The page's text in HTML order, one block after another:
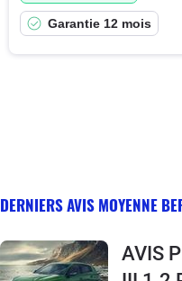
Garantie 12 mois
DERNIERS AVIS MOYENNE
AVIS